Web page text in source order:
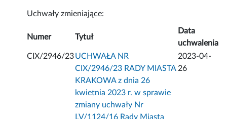
Uchwały zmieniające:
Numer Tytuł
Data
uchwalenia
CIX/2946/23UCHWAŁA NR
CIX/2946/23 RADY MIASTA
KRAKOWA z dnia 26
kwietnia 2023 r. w sprawie
zmiany uchwały Nr
LV/1124/16 Rady Miasta
2023-04-
26